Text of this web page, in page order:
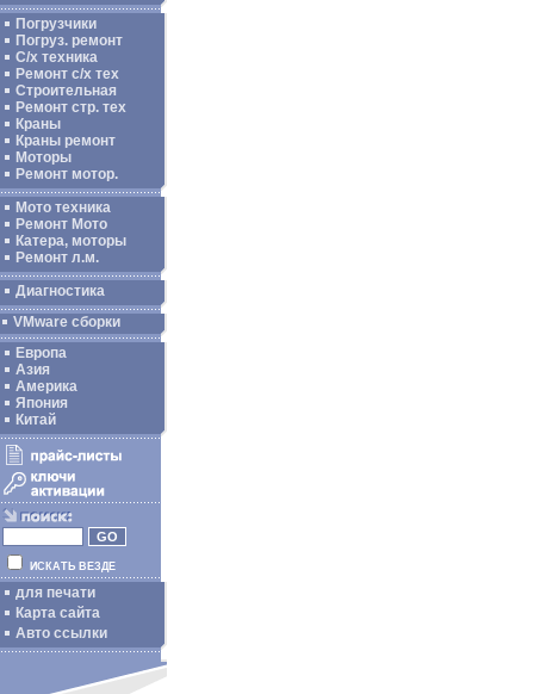
Погрузчики
Погруз. ремонт
С/х техника
Ремонт с/х тех
Строительная
Ремонт стр. тех
Краны
Краны ремонт
Моторы
Ремонт мотор.
Мото техника
Ремонт Мото
Катера, моторы
Ремонт л.м.
Диагностика
VMware сборки
Европа
Азия
Америка
Япония
Китай
ИСКАТЬ ВЕЗДЕ
для печати
Карта сайта
Авто ссылки